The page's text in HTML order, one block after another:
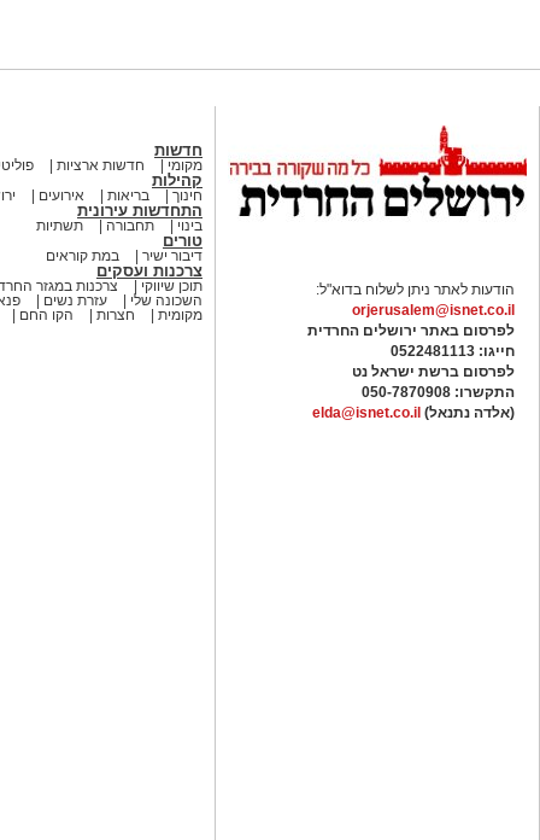
הודעות לאתר ניתן לשלוח בדוא"ל:
orjerusalem@isnet.co.il
לפרסום באתר ירושלים החרדית
חייגו: 0522481113
לפרסום ברשת ישראל נט
התקשרו: 050-7870908
(אלדה נתנאל) elda@isnet.co.il
חדשות
מקומי חדשות ארציות
קהילות
חינוך בריאות אירועים
התחדשות עירונית
בינוי תחבורה תשתיות
טורים
דיבור ישיר במת קוראים
צרכנות ועסקים
תוכן שיווקי
צרכנות במגזר
השכונה שלי
עזרת נשים
מקומית
חצרות הקו החם